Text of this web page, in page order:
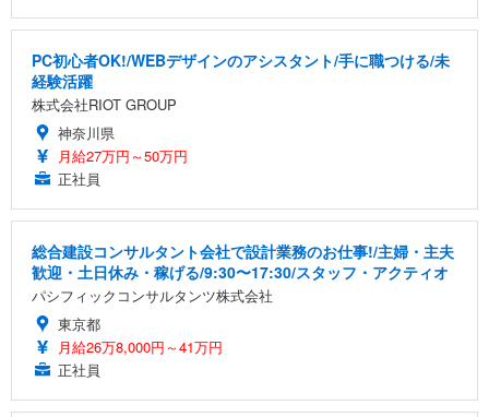
PC初心者OK!/WEBデザインのアシスタント/手に職つける/未
経験活躍
株式会社RIOT GROUP
神奈川県
月給27万円～50万円
正社員
総合建設コンサルタント会社で設計業務のお仕事!/主婦・主夫
歓迎・土日休み・稼げる/9:30〜17:30/スタッフ・アクティオ
パシフィックコンサルタンツ株式会社
東京都
月給26万8,000円～41万円
正社員